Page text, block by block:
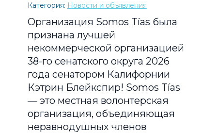
Категория: Новости и объявления
Организация Somos Tías была
признана лучшей
некоммерческой организацией
38-го сенатского округа 2026
года сенатором Калифорнии
Кэтрин Блейкспир! Somos Tías
— это местная волонтерская
организация, объединяющая
неравнодушных членов